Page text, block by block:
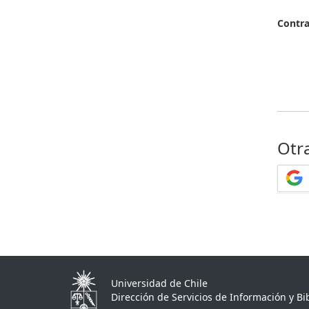
Universidad de Chile
Dirección de Servicios de Información y